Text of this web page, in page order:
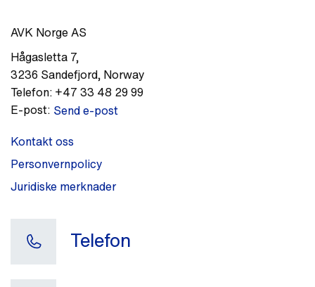
AVK Norge AS
Hågasletta 7,
3236 Sandefjord, Norway
Telefon: +47 33 48 29 99
E-post: Send e-post
Kontakt oss
Personvernpolicy
Juridiske merknader
Telefon